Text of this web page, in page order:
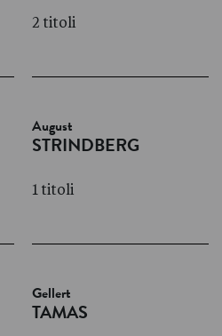
2 titoli
August
STRINDBERG
1 titoli
Gellert
TAMAS